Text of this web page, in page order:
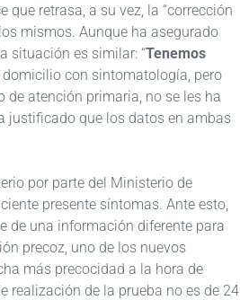
retrasa, a su vez, la “corrección
mismos. Aunque ha asegurado
situación es similar: “Tenemos
con sintomatología, pero
de atención primaria, no se les ha
justificado que los datos en ambas
por parte del Ministerio de
presente síntomas. Ante esto,
de una información diferente para
precoz, uno de los nuevos
más precocidad a la hora de
realización de la prueba no es de 24